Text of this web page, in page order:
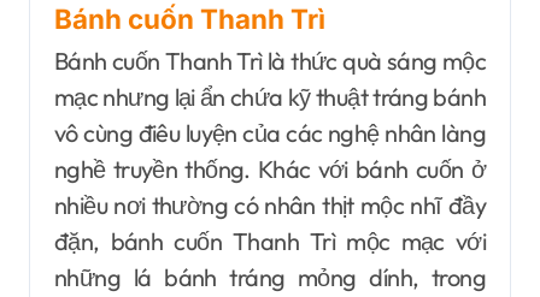
Bánh cuốn Thanh Trì
Bánh cuốn Thanh Trì là thức quà sáng mộc
mạc nhưng lại ẩn chứa kỹ thuật tráng bánh
vô cùng điêu luyện của các nghệ nhân làng
nghề truyền thống. Khác với bánh cuốn ở
nhiều nơi thường có nhân thịt mộc nhĩ đầy
đặn, bánh cuốn Thanh Trì mộc mạc với
những lá bánh tráng mỏng dính, trong